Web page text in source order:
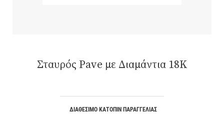
Σταυρός Pave με Διαμάντια 18K
ΔΙΑΘΈΣΙΜΟ ΚΑΤΌΠΙΝ ΠΑΡΑΓΓΕΛΊΑΣ